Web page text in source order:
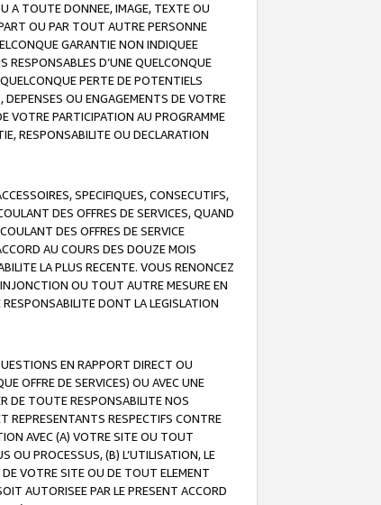
A TOUTE DONNEE, IMAGE, TEXTE OU
OU PAR TOUT AUTRE PERSONNE
GARANTIE NON INDIQUEE
RESPONSABLES D’UNE QUELCONQUE
PERTE DE POTENTIELS
DEPENSES OU ENGAGEMENTS DE VOTRE
VOTRE PARTICIPATION AU PROGRAMME
RESPONSABILITE OU DECLARATION
SPECIFIQUES, CONSECUTIFS,
DES OFFRES DE SERVICES, QUAND
DES OFFRES DE SERVICE
AU COURS DES DOUZE MOIS
LA PLUS RECENTE. VOUS RENONCEZ
OU TOUT AUTRE MESURE EN
DONT LA LEGISLATION
EN RAPPORT DIRECT OU
OFFRE DE SERVICES) OU AVEC UNE
DE TOUTE RESPONSABILITE NOS
REPRESENTANTS RESPECTIFS CONTRE
AVEC (A) VOTRE SITE OU TOUT
OU PROCESSUS, (B) L’UTILISATION, LE
VOTRE SITE OU DE TOUT ELEMENT
AUTORISEE PAR LE PRESENT ACCORD